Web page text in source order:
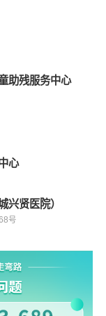
助残服务中心
心
兴贤医院）
号